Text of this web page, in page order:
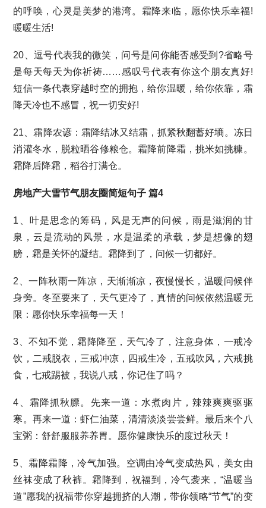
的呼唤，心灵是美梦的港湾。霜降来临，愿你快乐幸福!
暖暖生活!
20、逗号代表我的微笑，问号是问你能否感受到?省略号
是每天每天为你祈祷……感叹号代表有你这个朋友真好!
短信一条代表穿越时空的拥抱，给你温暖，给你依靠，霜
降天冷也不感冒，祝一切安好!
21、霜降农谚：霜降结冰又结霜，抓紧秋翻蓄好墒。冻日
消灌冬水，脱粒晒谷修粮仓。霜降前降霜，挑米如挑糠。
霜降后降霜，稻谷打满仓。
房地产大雪节气朋友圈简短句子 篇4
1、叶是思念的筹码，风是无声的问候，雨是滋润的甘
泉，云是流动的风景，水是温柔的承载，梦是想像的翅
膀，霜是关怀的凝结。霜降到了，问候一切都好。
2、一阵秋雨一阵凉，天渐渐凉，夜慢慢长，温暖问候伴
身旁。冬至要来了，天气更冷了，真情的问候依然温暖无
限：愿你快乐幸福每一天！
3、不知不觉，霜降降至，天气冷了，注意身体，一戒冷
饮，二戒脱衣，三戒冲凉，四戒生冷，五戒吹风，六戒挑
食，七戒踢被，我说八戒，你记住了吗？
4、霜降抓秋膘。先来一道：水煮肉片，辣辣爽爽驱驱
寒。再来一道：虾仁油菜，清清淡淡尝尝鲜。最后来个八
宝粥：舒舒服服养养胃。愿你健康快乐的度过秋天！
5、霜降霜降，冷气加强。空调由冷气变成热风，美女由
丝袜变成了秋裤。霜降到，祝福到，冷气袭来，“温暖当
道”愿我的祝福带你穿越拥挤的人潮，带你领略“节气”的变